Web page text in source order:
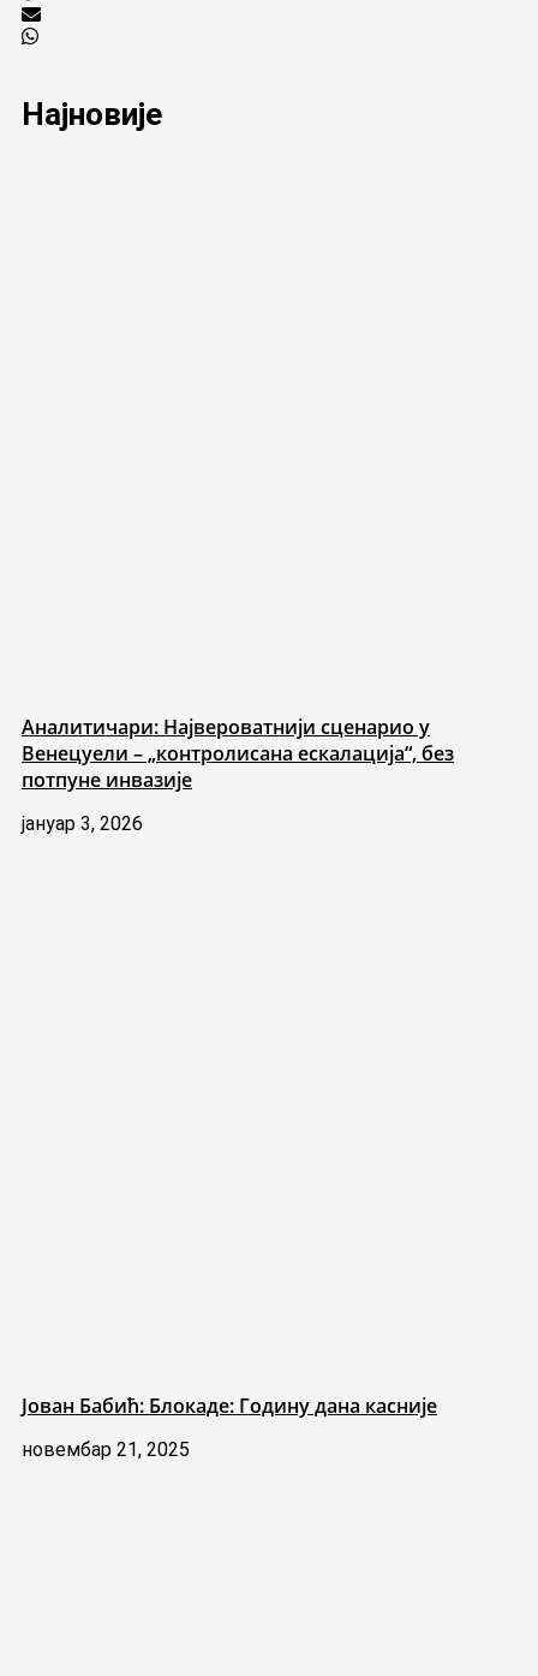
Најновије
Аналитичари: Највероватнији сценарио у
Венецуели – „контролисана ескалација“, без
потпуне инвазије
јануар 3, 2026
Јован Бабић: Блокаде: Годину дана касније
новембар 21, 2025